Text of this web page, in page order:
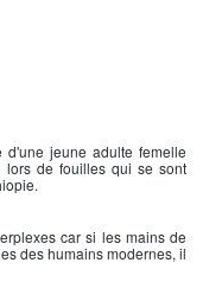
jeune adulte femelle
lors de fouilles qui se sont
car si les mains de
des humains modernes, il